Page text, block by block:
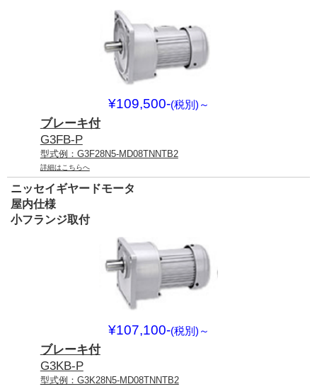
¥109,500-(税別) ～
ブレーキ付
G3FB-P
型式例：G3F28N5-MD08TNNTB2
詳細はこちらへ
ニッセイギヤードモータ
屋内仕様
小フランジ取付
¥107,100-(税別) ～
ブレーキ付
G3KB-P
型式例：G3K28N5-MD08TNNTB2